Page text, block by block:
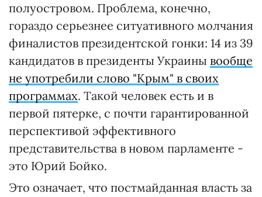
полуостровом. Проблема, конечно,
гораздо серьезнее ситуативного молчания
финалистов президентской гонки: 14 из 39
кандидатов в президенты Украины вообще
не употребили слово "Крым" в своих
программах. Такой человек есть и в
первой пятерке, с почти гарантированной
перспективой эффективного
представительства в новом парламенте -
это Юрий Бойко.
Это означает, что постмайданная власть за